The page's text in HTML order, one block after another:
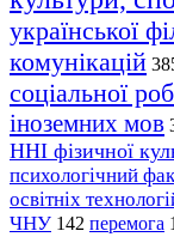
української
комунікацій
соціальної
іноземних мов
ННІ фізичної
психологічний
освітніх
ЧНУ 142 перемога